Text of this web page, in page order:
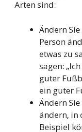
Arten sind:
Ändern
Person
etwas zu
sagen:
guter
ein guter
Ändern
ändern, in
Beispiel